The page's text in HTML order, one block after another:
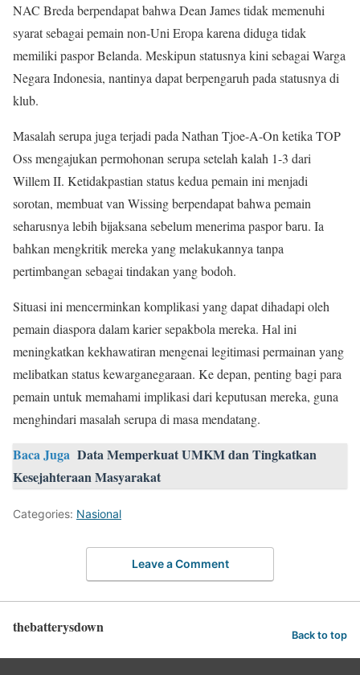
NAC Breda berpendapat bahwa Dean James tidak memenuhi
syarat sebagai pemain non-Uni Eropa karena diduga tidak
memiliki paspor Belanda. Meskipun statusnya kini sebagai Warga
Negara Indonesia, nantinya dapat berpengaruh pada statusnya di
klub.
Masalah serupa juga terjadi pada Nathan Tjoe-A-On ketika TOP
Oss mengajukan permohonan serupa setelah kalah 1-3 dari
Willem II. Ketidakpastian status kedua pemain ini menjadi
sorotan, membuat van Wissing berpendapat bahwa pemain
seharusnya lebih bijaksana sebelum menerima paspor baru. Ia
bahkan mengkritik mereka yang melakukannya tanpa
pertimbangan sebagai tindakan yang bodoh.
Situasi ini mencerminkan komplikasi yang dapat dihadapi oleh
pemain diaspora dalam karier sepakbola mereka. Hal ini
meningkatkan kekhawatiran mengenai legitimasi permainan yang
melibatkan status kewarganegaraan. Ke depan, penting bagi para
pemain untuk memahami implikasi dari keputusan mereka, guna
menghindari masalah serupa di masa mendatang.
Baca Juga Data Memperkuat UMKM dan Tingkatkan
Kesejahteraan Masyarakat
Categories: Nasional
Leave a Comment
thebatterysdown Back to top